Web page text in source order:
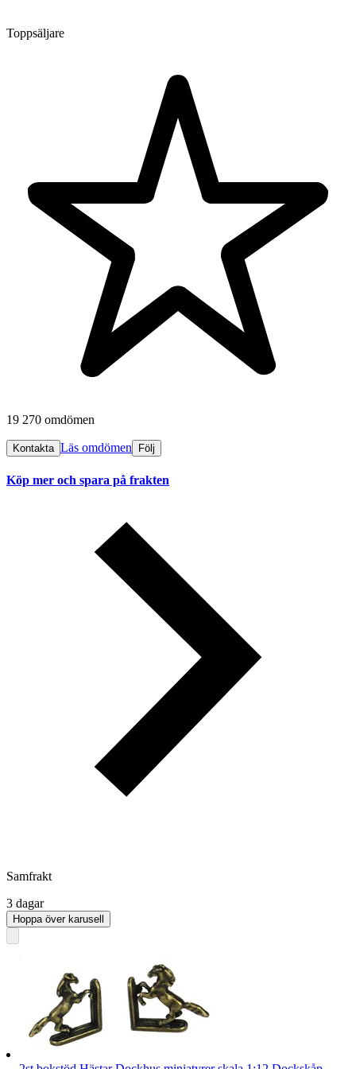
Toppsäljare
19 270 omdömen
Kontakta Läs omdömen Följ
Köp mer och spara på frakten
Samfrakt
3 dagar
Hoppa över karusell